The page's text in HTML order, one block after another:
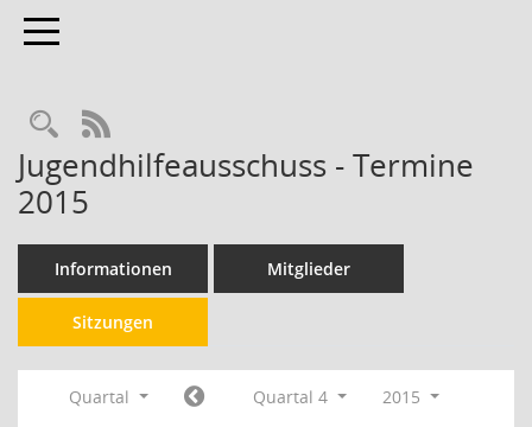
Toggle navigation
RSS-Feed
Jugendhilfeausschuss - Termine
2015
Informationen Mitglieder
Sitzungen
Quartal Quartal 4
2015